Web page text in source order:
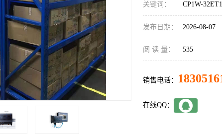
关键词： CP1W-
发布日期： 2026-08-07
阅 读 量： 535
销售电话：
在线QQ：